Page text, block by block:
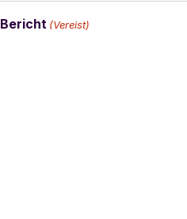
Bericht (Vereist)